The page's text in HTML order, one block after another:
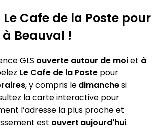
Cafe de la Poste pour
Beauval !
GLS ouverte autour de moiet à
Le Cafe de la Poste pour
, y compris le dimanchesi
la carte interactive pour
l’adresse la plus proche et
est ouvert aujourd'hui.